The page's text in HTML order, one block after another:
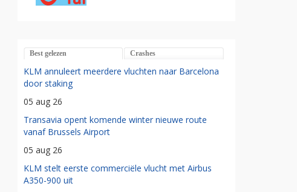
Best gelezen Crashes
KLM annuleert meerdere vluchten naar Barcelona
door staking
05 aug 26
Transavia opent komende winter nieuwe route
vanaf Brussels Airport
05 aug 26
KLM stelt eerste commerciële vlucht met Airbus
A350-900 uit